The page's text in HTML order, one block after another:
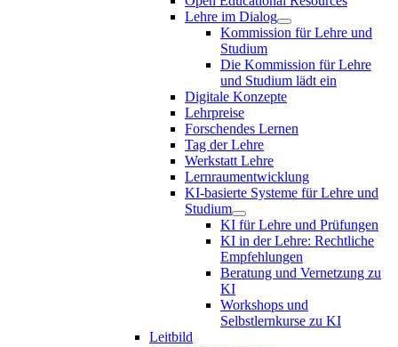
Lehre im Dialog
Kommission für Lehre und
Studium
Die Kommission für Lehre
und Studium lädt ein
Digitale Konzepte
Lehrpreise
Forschendes Lernen
Tag der Lehre
Werkstatt Lehre
Lernraumentwicklung
KI-basierte Systeme für Lehre und
Studium
KI für Lehre und Prüfungen
KI in der Lehre: Rechtliche
Empfehlungen
Beratung und Vernetzung zu
KI
Workshops und
Selbstlernkurse zu KI
Leitbild